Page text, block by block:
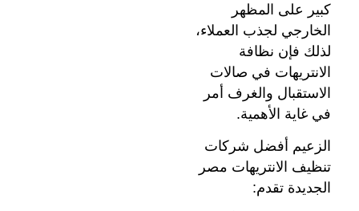
كبير على المظهر
الخارجي لجذب العملاء،
لذلك فإن نظافة
الانتريهات في صالات
الاستقبال والغرف أمر
في غاية الأهمية.
الزعيم أفضل شركات
تنظيف الانتريهات مصر
الجديدة تقدم: